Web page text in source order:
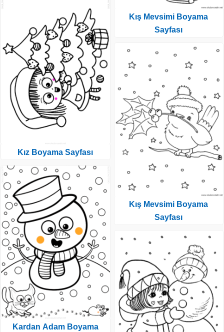
Kız Boyama Sayfası
Kardan Adam Boyama
Kış Mevsimi Boyama
Sayfası
Kış Mevsimi Boyama
Sayfası